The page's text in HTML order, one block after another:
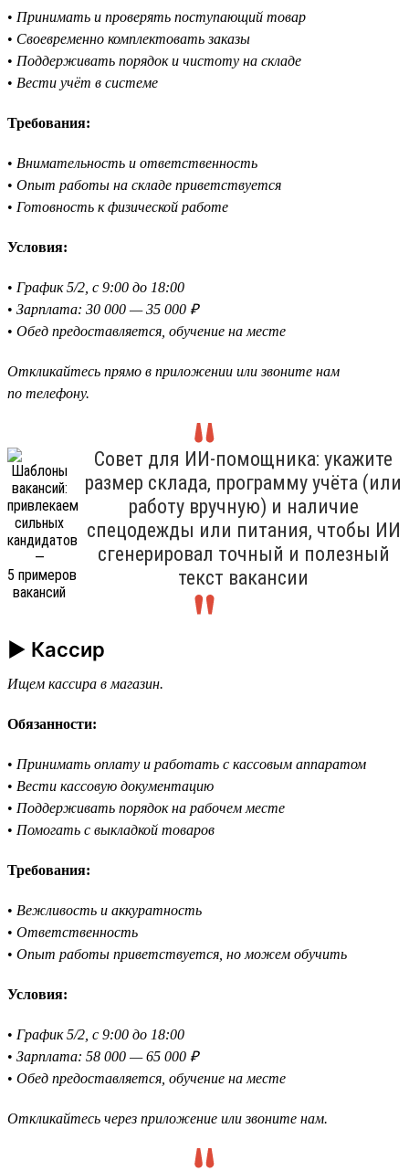
• Принимать и проверять поступающий товар
• Своевременно комплектовать заказы
• Поддерживать порядок и чистоту на складе
• Вести учёт в системе
Требования:
• Внимательность и ответственность
• Опыт работы на складе приветствуется
• Готовность к физической работе
Условия:
• График 5/2, с 9:00 до 18:00
• Зарплата: 30 000 — 35 000 ₽
• Обед предоставляется, обучение на месте
Откликайтесь прямо в приложении или звоните нам
по телефону.
Совет для ИИ-помощника: укажите
размер склада, программу учёта (или
работу вручную) и наличие
спецодежды или питания, чтобы ИИ
сгенерировал точный и полезный
текст вакансии
► Кассир
Ищем кассира в магазин.
Обязанности:
• Принимать оплату и работать с кассовым аппаратом
• Вести кассовую документацию
• Поддерживать порядок на рабочем месте
• Помогать с выкладкой товаров
Требования:
• Вежливость и аккуратность
• Ответственность
• Опыт работы приветствуется, но можем обучить
Условия:
• График 5/2, с 9:00 до 18:00
• Зарплата: 58 000 — 65 000 ₽
• Обед предоставляется, обучение на месте
Откликайтесь через приложение или звоните нам.